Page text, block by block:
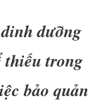
dưỡng
thiếu trong
bảo quản